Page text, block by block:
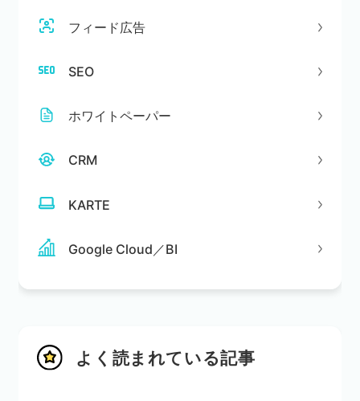
フィード広告
SEO
ホワイトペーパー
CRM
KARTE
Google Cloud／BI
よく読まれている記事